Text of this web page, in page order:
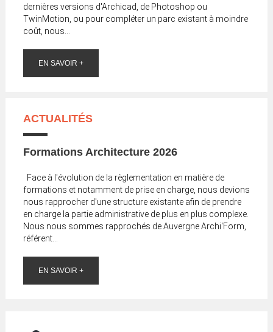
dernières versions d'Archicad, de Photoshop ou
TwinMotion, ou pour compléter un parc existant à moindre
coût, nous...
EN SAVOIR +
ACTUALITÉS
Formations Architecture 2026
Face à l'évolution de la règlementation en matière de
formations et notamment de prise en charge, nous devions
nous rapprocher d'une structure existante afin de prendre
en charge la partie administrative de plus en plus complexe.
Nous nous sommes rapprochés de Auvergne Archi'Form,
référent...
EN SAVOIR +